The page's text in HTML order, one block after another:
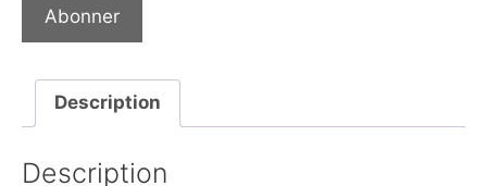
Abonner
Description
Description